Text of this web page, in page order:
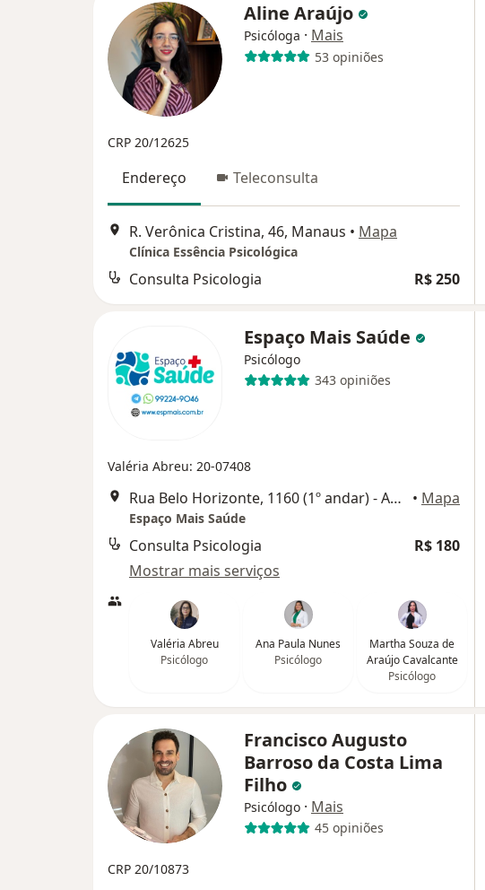
Aline Araújo
Psicóloga · Mais
53 opiniões
CRP 20/12625
Endereço Teleconsulta
R. Verônica Cristina, 46, Manaus • Mapa
Clínica Essência Psicológica
Consulta Psicologia R$ 250
Espaço Mais Saúde
Psicólogo
343 opiniões
Valéria Abreu: 20-07408
Rua Belo Horizonte, 1160 (1º andar) - Adrianópolis, Manaus • Mapa
Espaço Mais Saúde
Consulta Psicologia
R$ 180
Mostrar mais serviços
Valéria Abreu
Psicólogo
Ana Paula Nunes
Psicólogo
Martha Souza de
Araújo Cavalcante
Psicólogo
Francisco Augusto
Barroso da Costa Lima
Filho
Psicólogo · Mais
45 opiniões
CRP 20/10873